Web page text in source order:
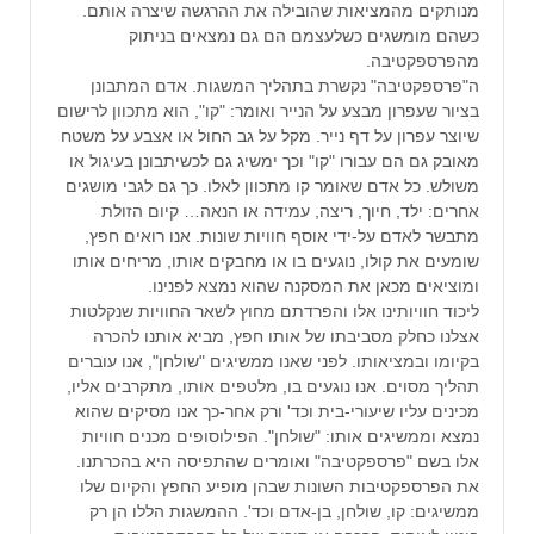
מנותקים מהמציאות שהובילה את ההרגשה שיצרה אותם.
כשהם מומשגים כשלעצמם הם גם נמצאים בניתוק
מהפרספקטיבה.
ה"פרספקטיבה" נקשרת בתהליך המשגות. אדם המתבונן
בציור שעפרון מבצע על הנייר ואומר: "קו", הוא מתכוון לרישום
שיוצר עפרון על דף נייר. מקל על גב החול או אצבע על משטח
מאובק גם הם עבורו "קו" וכך ימשיג גם לכשיתבונן בעיגול או
משולש. כל אדם שאומר קו מתכוון לאלו. כך גם לגבי מושגים
אחרים: ילד, חיוך, ריצה, עמידה או הנאה… קיום הזולת
מתבשר לאדם על-ידי אוסף חוויות שונות. אנו רואים חפץ,
שומעים את קולו, נוגעים בו או מחבקים אותו, מריחים אותו
ומוציאים מכאן את המסקנה שהוא נמצא לפנינו.
ליכוד חוויותינו אלו והפרדתם מחוץ לשאר החוויות שנקלטות
אצלנו כחלק מסביבתו של אותו חפץ, מביא אותנו להכרה
בקיומו ובמציאותו. לפני שאנו ממשיגים "שולחן", אנו עוברים
תהליך מסוים. אנו נוגעים בו, מלטפים אותו, מתקרבים אליו,
מכינים עליו שיעורי-בית וכד' ורק אחר-כך אנו מסיקים שהוא
נמצא וממשיגים אותו: "שולחן". הפילוסופים מכנים חוויות
אלו בשם "פרספקטיבה" ואומרים שהתפיסה היא בהכרתנו.
את הפרספקטיבות השונות שבהן מופיע החפץ והקיום שלו
ממשיגים: קו, שולחן, בן-אדם וכד'. ההמשגות הללו הן רק